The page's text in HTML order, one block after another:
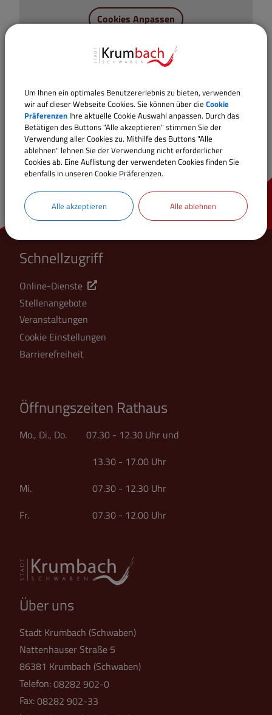
Cookies Anpassen
Schnellzugriff
Online-Dienste
Stellenangebote
Veranstaltungen
Cookie Einstellungen
Barrierefreiheit
Öffnungszeiten Rathaus
Mo., Di., Do. 07.30 - 12.30 Uhr und
13.30 - 17.00 Uhr
Mi. 07.30 - 12.30 Uhr
Fr. 07.30 - 12.00 Uhr
Über uns
Stadt Krumbach (Schwaben)
Nattenhauser Straße 5
86381 Krumbach (Schwaben)
Telefon:08282 902-0
Fax:08282 902-33
Um Ihnen ein optimales Benutzererlebnis zu bieten, verwenden
wir auf dieser Webseite Cookies. Sie können über die Cookie
Präferenzen Ihre aktuelle Cookie Auswahl anpassen. Durch das
Betätigen des Buttons "Alle akzeptieren" stimmen Sie der
Verwendung aller Cookies zu. Mithilfe des Buttons "Alle
ablehnen" lehnen Sie der Verwendung nicht erforderlicher
Cookies ab. Eine Auflistung der verwendeten Cookies finden Sie
ebenfalls in unseren Cookie Präferenzen.
Alle akzeptieren Alle ablehnen